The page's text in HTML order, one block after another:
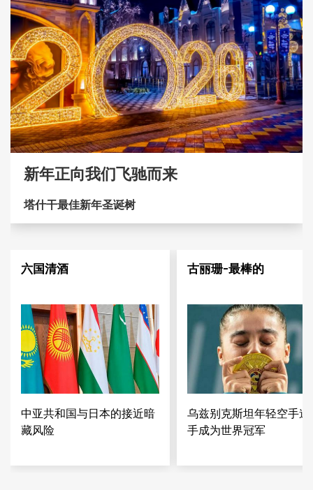
新年正向我们飞驰而来
塔什干最佳新年圣诞树
六国清酒
中亚共和国与日本的接近暗
藏风险
古丽珊-最棒的
乌兹别克斯坦年轻空手道
手成为世界冠军